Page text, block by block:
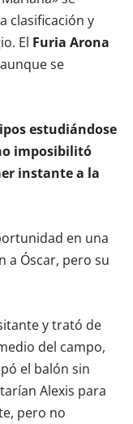
clasificación y
El Furia Arona
se
estudiándose
imposibilitó
instante a la
en una
a Óscar, pero su
y trató de
del campo,
el balón sin
Alexis para
pero no